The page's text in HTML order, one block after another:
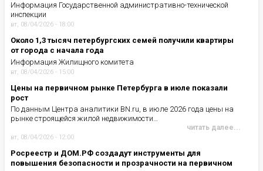
Информация Государственной административно-технической
инспекции
вт, 08/04/2026 - 18:00
Около 1,3 тысяч петербургских семей получили квартиры
от города с начала года
Информация Жилищного комитета
вт, 08/04/2026 - 15:00
Цены на первичном рынке Петербурга в июле показали
рост
По данным Центра аналитики BN.ru, в июле 2026 года цены на
рынке строящейся жилой недвижимости…
читать далее...
вт, 08/04/2026 - 12:00
Росреестр и ДОМ.РФ создадут инструменты для
повышения безопасности и прозрачности на первичном